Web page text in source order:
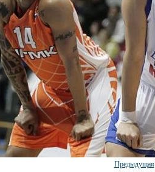
Предыдущая